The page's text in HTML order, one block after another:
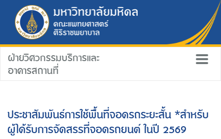
ฝ่ายวิศวกรรมบริการและ
อาคารสถานที่
ประชาสัมพันธ์การใช้พื้นที่จอดรถระยะสั้น *สำหรับ
ผู้ได้รับการจัดสรรที่จอดรถยนต์ ในปี 2569